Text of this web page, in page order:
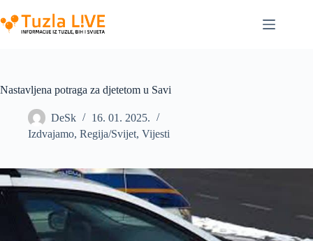
to
content
Nastavljena potraga za djetetom u Savi
DeSk
16. 01. 2025.
Izdvajamo, Regija/Svijet, Vijesti